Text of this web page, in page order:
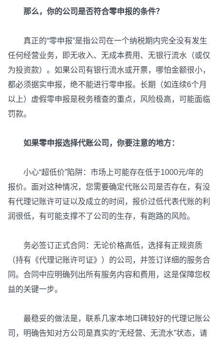
那么，你的公司是否符合零申报的条件？
真正的“零申报”是指公司在一个纳税期内完全没有发生
任何经营业务，即无收入、无成本费用、无银行流水（或仅
为投资款）。如果公司有银行流水或开票，哪怕金额很小，
都必须据实申报，绝不能进行零申报。长期（如连续6个月
以上）虚假零申报是税务稽查的重点，风险极高，可能面临
罚款。
如果零申报选择代账公司，你要注意的地方：
小心“超低价”陷阱：市场上可能存在低于1000元/年的
报价。面对这种情况，您需要确定代账公司是否存在，有没
有代理记账许可证以及成立的时间，报价过低代表代账的利
润很低，有可能支撑不了公司的生存，有跑路的风险。
务必签订正式合同：无论价格高低，选择有正规资质
（持有《代理记账许可证》）的公司，并签订详细的服务合
同。合同中应明确列出所有服务内容和费用，这是保障您权
益的关键一步。
最稳妥的做法是，联系几家本地口碑较好的代理记账公
司，明确告知对方公司是真实的“无经营、无流水”状态，请